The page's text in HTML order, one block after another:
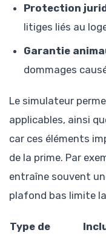
Protection
litiges liés au
Garantie
dommages
Le simulateur
applicables, ainsi
car ces éléments
de la prime. Par
entraîne souvent
plafond bas limite
Type de